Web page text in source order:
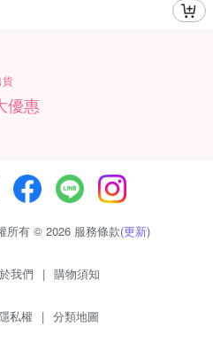
貨
優惠
所有 © 2026 服務條款(更新)
我們 | 購物須知
私權 | 分類地圖